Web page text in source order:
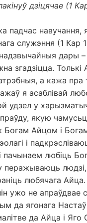
дзіцячае (1
падчас навучання,
служэння (1 Кар
дары
згадзіцца.
а кажа
я асаблівай
удзел у
якую
Айцом і
і
любіць
любячага
ужо не апраўдвае
да ягонага
да Айца і